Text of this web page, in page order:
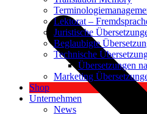
Lektorat –
Juristische
Beglaubigte
Technische
Übersetzungen
Marketing
Shop
Unternehmen
News